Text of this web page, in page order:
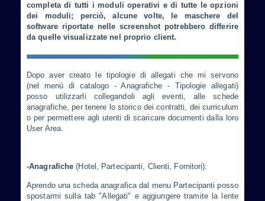
completa di tutti i moduli operativi e di tutte le opzioni
dei moduli; perciò, alcune volte, le maschere del
software riportate nelle screenshot potrebbero differire
da quelle visualizzate nel proprio client.
Dopo aver creato le tipologie di allegati che mi servono
(nel menù di catalogo - Anagrafiche - Tipologie allegati)
posso utilizzarli collegandoli agli eventi, alle schede
anagrafiche, per tenere lo storico dei contratti, dei curriculum
o per permettere agli utenti di scaricare documenti dalla loro
User Area.
-Anagrafiche (Hotel, Partecipanti, Clienti, Fornitori):
Aprendo una scheda anagrafica dal menu Partecipanti posso
spostarmi sulla tab "Allegati" e aggiungere tramite la lente